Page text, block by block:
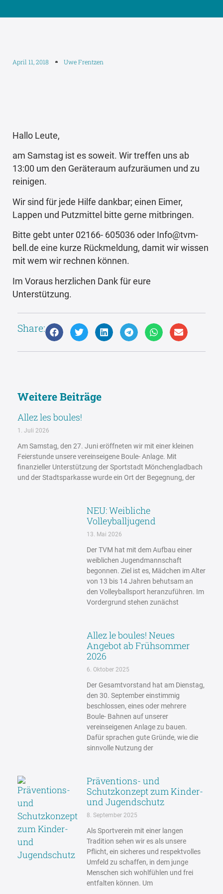
April 11, 2018 Uwe Frentzen
Hallo Leute,
am Samstag ist es soweit. Wir treffen uns ab
13:00 um den Geräteraum aufzuräumen und zu
reinigen.
Wir sind für jede Hilfe dankbar; einen Eimer,
Lappen und Putzmittel bitte gerne mitbringen.
Bitte gebt unter 02166- 605036 oder Info@tvm-
bell.de eine kurze Rückmeldung, damit wir wissen
mit wem wir rechnen können.
Im Voraus herzlichen Dank für eure
Unterstützung.
Share:
Weitere Beiträge
Allez les boules!
1. Juli 2026
Am Samstag, den 27. Juni eröffneten wir mit einer kleinen
Feierstunde unsere vereinseigene Boule- Anlage. Mit
finanzieller Unterstützung der Sportstadt Mönchengladbach
und der Stadtsparkasse wurde ein Ort der Begegnung, der
NEU: Weibliche
Volleyballjugend
13. Mai 2026
Der TVM hat mit dem Aufbau einer
weiblichen Jugendmannschaft
begonnen. Ziel ist es, Mädchen im Alter
von 13 bis 14 Jahren behutsam an
den Volleyballsport heranzuführen. Im
Vordergrund stehen zunächst
Allez le boules! Neues
Angebot ab Frühsommer
2026
6. Oktober 2025
Der Gesamtvorstand hat am Dienstag,
den 30. September einstimmig
beschlossen, eines oder mehrere
Boule- Bahnen auf unserer
vereinseigenen Anlage zu bauen.
Dafür sprachen gute Gründe, wie die
sinnvolle Nutzung der
Präventions- und
Schutzkonzept zum Kinder-
und Jugendschutz
8. September 2025
Als Sportverein mit einer langen
Tradition sehen wir es als unsere
Pflicht, ein sicheres und respektvolles
Umfeld zu schaffen, in dem junge
Menschen sich wohlfühlen und frei
entfalten können. Um